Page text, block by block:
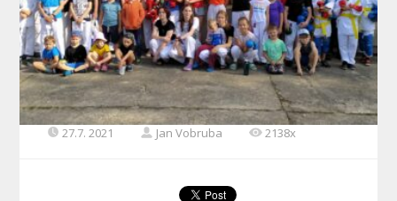
27.7. 2021 Jan Vobruba 2138x